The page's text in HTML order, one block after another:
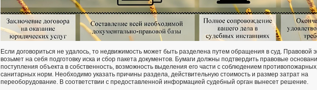
Если договориться не удалось, то недвижимость может быть разделена путем обращения в суд. Правовой
возьмет на себя подготовку иска и сбор пакета документов. Бумаги должны подтвердить правовые
поступления объекта в собственность, возможность выделения его части с соблюдением
санитарных норм. Необходимо указать причины раздела, действительную стоимость и размер затрат на
переоборудование. В соответствии с предоставленной информацией судебный орган вынесет решение.